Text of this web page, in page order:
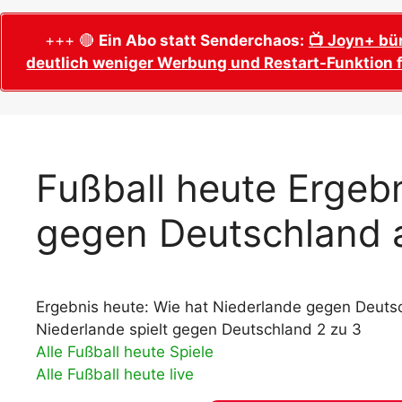
Wer wird Fußball-Weltmeister 2026?
Alle WM 2026 Trainer
Adidas Trionda: offizielle WM 2026
Spielball
Alle Nationalspieler der FIFA Fußball WM
WM 2026 Qualifikation in Europa: Tabelle
& Spielplan
WM 2026
Termine,
WM 2026
WM 2026
Spielort
Fußball WM
Ausfüllen &
+++ 🔴 Ein Abo statt Senderchaos: 📺 Joyn+
deutlich weniger Werbung und Restart-
Fußball heute
gegen Deutschland
Ergebnis heute: Wie hat Niederlande gegen
Niederlande spielt gegen Deutschland 2 zu 3
Alle Fußball heute Spiele
Alle Fußball heute live